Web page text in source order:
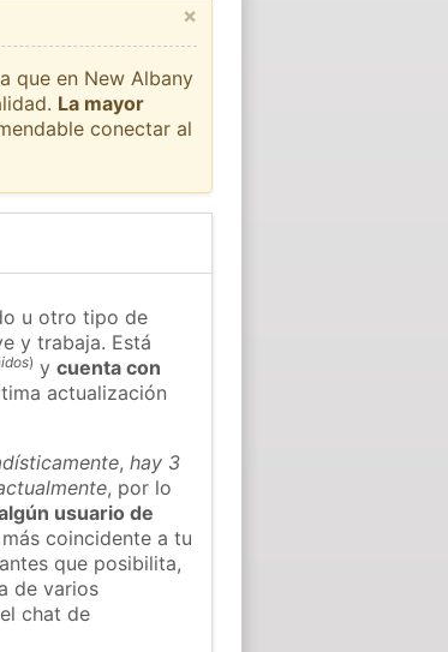
×
que en New Albany
La mayor
conectar al
u otro tipo de
y trabaja. Está
) ycuenta con
actualización
,hay 3
, por lo
usuario de
coincidente a tu
que posibilita,
de varios
chat de